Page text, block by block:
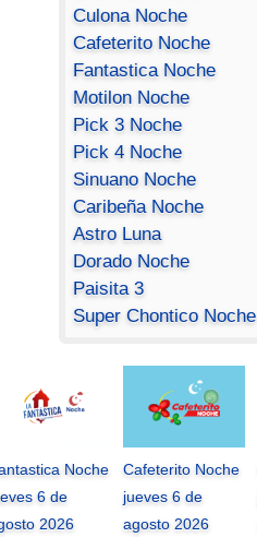
Culona Noche
Cafeterito Noche
Fantastica Noche
Motilon Noche
Pick 3 Noche
Pick 4 Noche
Sinuano Noche
Caribeña Noche
Astro Luna
Dorado Noche
Paisita 3
Super Chontico Noche
Noche
6 de
2026
Cafeterito Noche
jueves 6 de
agosto 2026